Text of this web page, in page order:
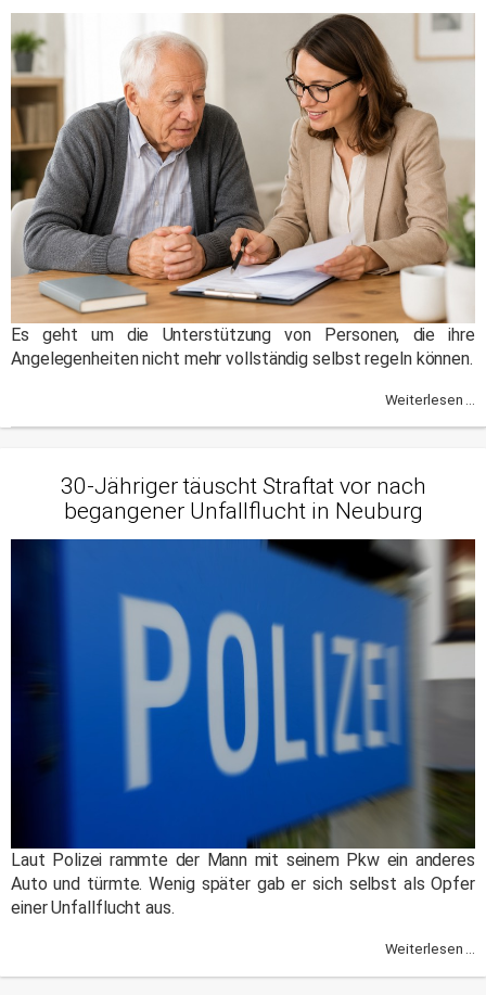
Es geht um die Unterstützung von Personen, die ihre
Angelegenheiten nicht mehr vollständig selbst regeln können.
Weiterlesen ...
30-Jähriger täuscht Straftat vor nach
begangener Unfallflucht in Neuburg
Laut Polizei rammte der Mann mit seinem Pkw ein anderes
Auto und türmte. Wenig später gab er sich selbst als Opfer
einer Unfallflucht aus.
Weiterlesen ...